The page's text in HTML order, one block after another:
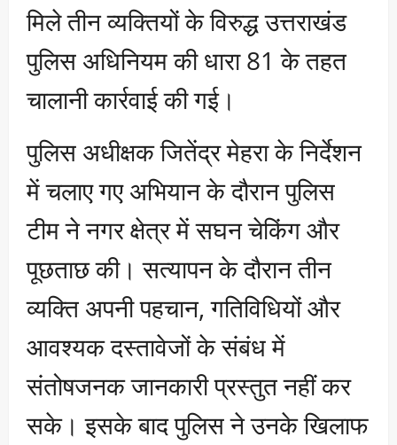
मिले तीन व्यक्तियों के विरुद्ध उत्तराखंड
पुलिस अधिनियम की धारा 81 के तहत
चालानी कार्रवाई की गई।
पुलिस अधीक्षक जितेंद्र मेहरा के निर्देशन
में चलाए गए अभियान के दौरान पुलिस
टीम ने नगर क्षेत्र में सघन चेकिंग और
पूछताछ की। सत्यापन के दौरान तीन
व्यक्ति अपनी पहचान, गतिविधियों और
आवश्यक दस्तावेजों के संबंध में
संतोषजनक जानकारी प्रस्तुत नहीं कर
सके। इसके बाद पुलिस ने उनके खिलाफ